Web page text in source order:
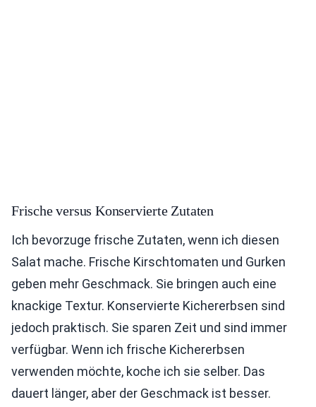
Frische versus Konservierte Zutaten
Ich bevorzuge frische Zutaten, wenn ich diesen
Salat mache. Frische Kirschtomaten und Gurken
geben mehr Geschmack. Sie bringen auch eine
knackige Textur. Konservierte Kichererbsen sind
jedoch praktisch. Sie sparen Zeit und sind immer
verfügbar. Wenn ich frische Kichererbsen
verwenden möchte, koche ich sie selber. Das
dauert länger, aber der Geschmack ist besser.